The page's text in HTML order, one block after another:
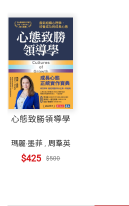
心態致勝領導學
瑪麗‧墨菲, 周羣英
$425 $500